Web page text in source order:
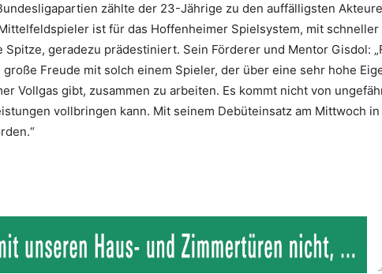
zählte der 23-Jährige zu den auffälligsten
ist für das Hoffenheimer Spielsystem, mit
Spitze, geradezu prädestiniert. Sein Förderer und Mentor Gisdol:
Freude mit solch einem Spieler, der über eine sehr hohe
Vollgas gibt, zusammen zu arbeiten. Es kommt nicht von
vollbringen kann. Mit seinem Debüteinsatz am Mittwoch